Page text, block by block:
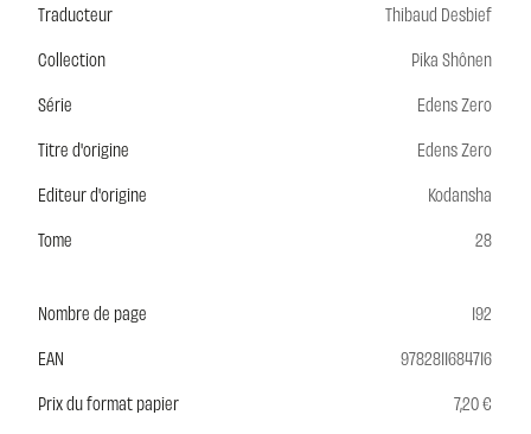
Traducteur
Thibaud Desbief
Collection
Pika Shônen
Série
Edens Zero
Titre d'origine
Edens Zero
Editeur d'origine
Kodansha
Tome
28
Nombre de page
192
EAN
9782811684716
Prix du format papier
7,20 €